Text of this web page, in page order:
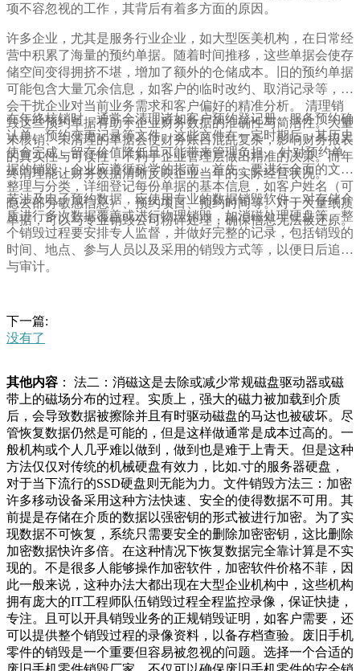
项不容忽视的工作，其背后有着多方面的原因。
许多企业，尤其是服务行业企业，如大型医美机构，在日常经
营中积累了海量的预约单据。随着时间推移，这些单据会使存
储空间变得拥挤不堪，增加了额外的仓储成本。旧的预约单据
可能包含大量冗余信息，如客户的临时改约、取消记录等，这
会干扰企业对当前业务需求和客户偏好的精准分析。 清理销
毁这些预约单据有助于企业财务数据的准确性与简洁性。大量
未核销、未清理的单据会使财务账目混乱复杂，影响财务报表
的真实性与可读性，不利于企业管理层做出精准的决策。而年
终清理能让财务数据清晰反映企业当年的实际经营状况。
在年终核销时，通常会清理诸如客户预约登记册、服务预约确
认单、预约变更记录等文件。这些文件在一定时期后，其历史
使命完成，留存价值降低且可能带来管理负担。 针对预约单
据的销毁，企业应遵循科学的指南。首先，要进行全面的文件
整理与分类，详细登记每份单据的基本信息，如客户姓名（可
隐去部分敏感信息）、预约项目、预约时间等。对于大量纸质
单据，可以与专业销毁公司粉碎处理，确保信息无法被还原。
若涉及电子预约数据，应使用专业的数据销毁软件，对存储介
质进行多次数据覆盖或进行物理销毁，如消磁处理硬盘等。整
个销毁过程要安排专人监督，并做好完整的记录，包括销毁的
时间、地点、参与人员以及采用的销毁方式等，以便日后追溯
与审计。
下一篇:
没有了
其他内容 ： 法二：消磁这是去除或减少常规磁盘驱动器或磁
带上的磁场分布的过程。实质上，强大的磁力被加载到介质
后，会导致数据被擦除并且有时驱动磁盘的马达也被破坏。尽
管恢复数据仍然是可能的，但是这样做通常是成本过高的。一
般机构或个人几乎难以做到，做到也是难于上青天。但是这种
方法仅仅对传统的机械硬盘有效力，比如.寸的服务器硬盘，
对于当下流行的SSD硬盘则无能为力。文件销毁方法三：加密
许多移动设备采用这种方法快速、安全的使得数据不可用。其
前提是存储在介质的数据以强密钥的形式被进行加密。为了实
现数据不可恢复，系统只需要安全的删除加密密钥，这比删除
加密数据快许多倍。在这种情况下恢复数据完全靠计算是不实
现的。不是很多人能够操作加密软件，加密软件价格不菲，因
此一般来说，这种办法大都出现在大型企业机构中，这些机构
拥有庞大的IT工程师队伍销毁过程全程监控录像，保证快捷，
专注。且可以开具销毁业务的正规销毁证明，如客户需要，还
可以提供整个销毁过程的录像资料，以备存档查验。废旧手机
零件的销毁是一个重要但容易被忽视的问题。选择一个合适的